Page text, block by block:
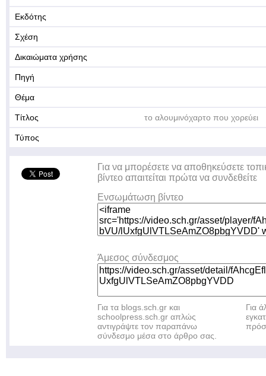
Εκδότης
Σχέση
Δικαιώματα χρήσης
Πηγή
Θέμα
Τίτλος το αλουμινόχαρτο που χορεύει
Τύπος
Για να μπορέσετε να αποθηκεύσετε
βίντεο απαιτείται πρώτα να συνδεθείτε
Ενσωμάτωση βίντεο
Άμεσος σύνδεσμος
Για τα blogs.sch.gr και
schoolpress.sch.gr απλώς
αντιγράψτε τον παραπάνω
σύνδεσμο μέσα στο άρθρο σας.
Για